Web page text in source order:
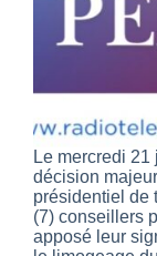
Le mercredi
décision
présidentiel de
(7) conseillers
apposé leur